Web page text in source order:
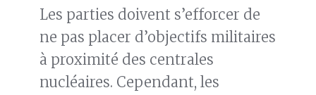
Les parties doivent s’efforcer de
ne pas placer d’objectifs militaires
à proximité des centrales
nucléaires. Cependant, les